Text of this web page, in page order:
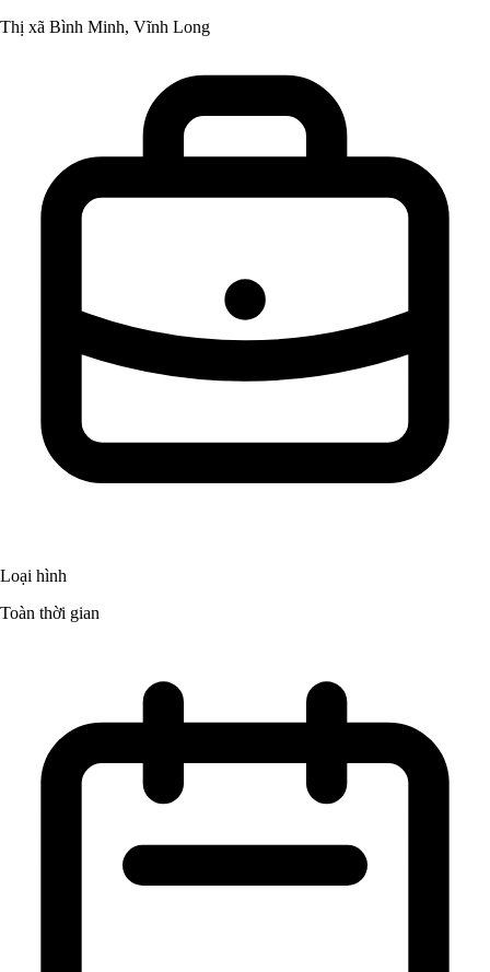
Thị xã Bình Minh, Vĩnh Long
Loại hình
Toàn thời gian